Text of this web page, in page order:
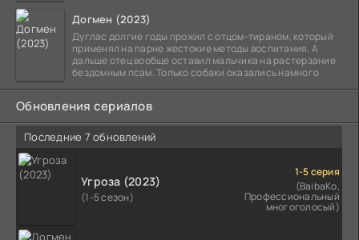
Догмен (2023)
Дуглас долгие годы прожил с отцом-тираном, который
применял на парне жестокие методы воспитания. А
дальше отец вообще оставил мальчика на растерзание
бездомным псам. Только собаки оказались намного
Обновления сериалов
Последние 7 обновлений
Угроза (2023)
(1-5 сезон)
1-5 серия
(BaibaKo,
Профессиональный
многоголосый)